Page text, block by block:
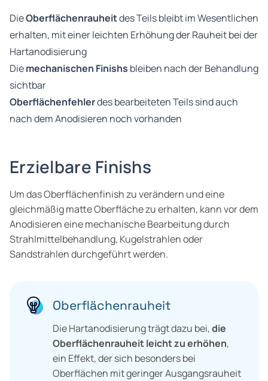
DieOberflächenrauheitdes Teils bleibt im Wesentlichen
erhalten, mit einer leichten Erhöhung der Rauheit bei der
Hartanodisierung
Diemechanischen Finishs bleiben nach der Behandlung
sichtbar
Oberflächenfehlerdes bearbeiteten Teils sind auch
nach dem Anodisieren noch vorhanden
Erzielbare Finishs
Um das Oberflächenfinish zu verändern und eine
gleichmäßig matte Oberfläche zu erhalten, kann vor dem
Anodisieren eine mechanische Bearbeitung durch
Strahlmittelbehandlung, Kugelstrahlen oder
Sandstrahlen durchgeführt werden.
Oberflächenrauheit
Die Hartanodisierung trägt dazu bei,die
Oberflächenrauheit leicht zu erhöhen,
ein Effekt, der sich besonders bei
Oberflächen mit geringer Ausgangsrauheit